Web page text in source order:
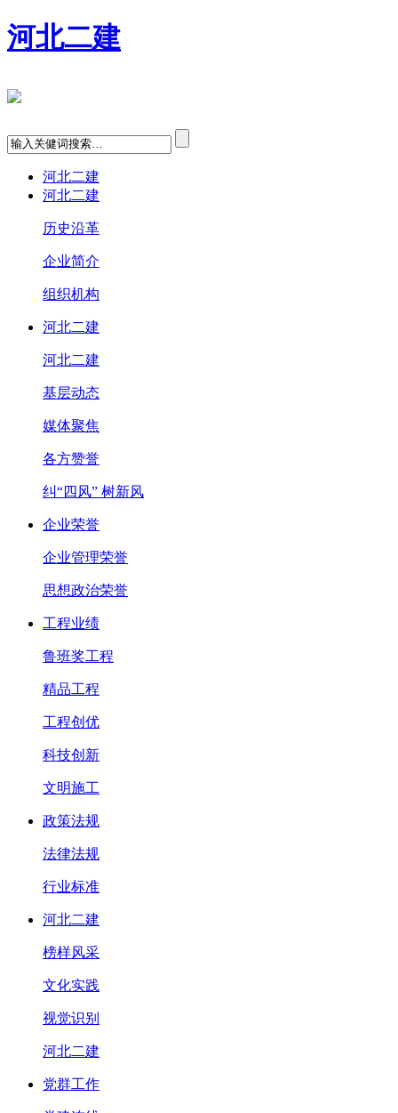
河北二建
河北二建
河北二建
历史沿革
企业简介
组织机构
河北二建
河北二建
基层动态
媒体聚焦
各方赞誉
纠“四风” 树新风
企业荣誉
企业管理荣誉
思想政治荣誉
工程业绩
鲁班奖工程
精品工程
工程创优
科技创新
文明施工
政策法规
法律法规
行业标准
河北二建
榜样风采
文化实践
视觉识别
河北二建
党群工作